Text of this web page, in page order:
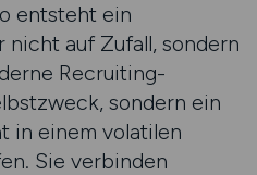
entsteht ein
nicht auf Zufall, sondern
Recruiting-
sondern ein
in einem volatilen
Sie verbinden